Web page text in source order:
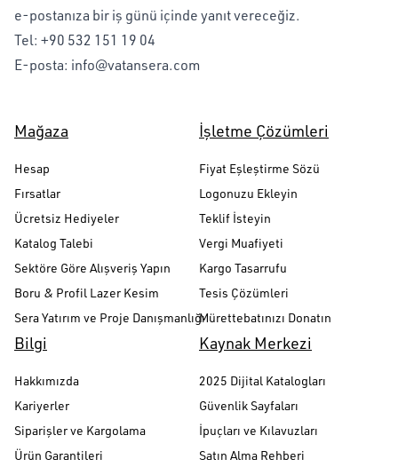
e-postanıza bir iş günü içinde yanıt vereceğiz.
Tel: +90 532 151 19 04
E-posta: info@vatansera.com
Mağaza
Hesap
Fırsatlar
Ücretsiz Hediyeler
Katalog Talebi
Sektöre Göre Alışveriş Yapın
Boru & Profil Lazer Kesim
Sera Yatırım ve Proje Danışmanlığı
İşletme Çözümleri
Fiyat Eşleştirme Sözü
Logonuzu Ekleyin
Teklif İsteyin
Vergi Muafiyeti
Kargo Tasarrufu
Tesis Çözümleri
Mürettebatınızı Donatın
Bilgi
Hakkımızda
Kariyerler
Siparişler ve Kargolama
Ürün Garantileri
Kaynak Merkezi
2025 Dijital Katalogları
Güvenlik Sayfaları
İpuçları ve Kılavuzları
Satın Alma Rehberi